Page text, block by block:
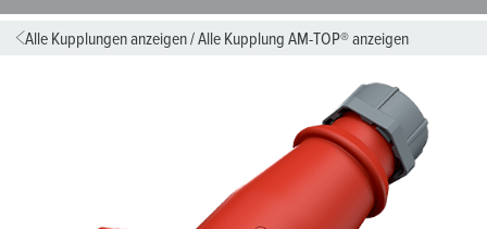
Alle Kupplungen anzeigen/Alle Kupplung AM-TOP® anzeigen